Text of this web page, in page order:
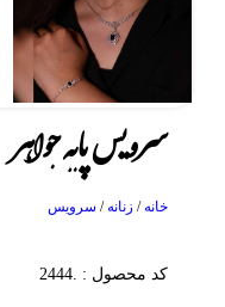
سرویس پایه جواهر
خانه/ زنانه/ سرویس
کد محصول : .2444